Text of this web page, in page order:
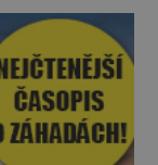
Nejsou